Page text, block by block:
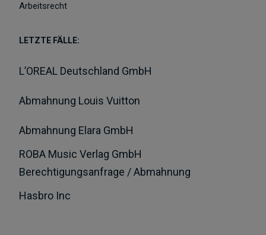
Arbeitsrecht
LETZTE FÄLLE:
L’OREAL Deutschland GmbH
Abmahnung Louis Vuitton
Abmahnung Elara GmbH
ROBA Music Verlag GmbH
Berechtigungsanfrage / Abmahnung
Hasbro Inc